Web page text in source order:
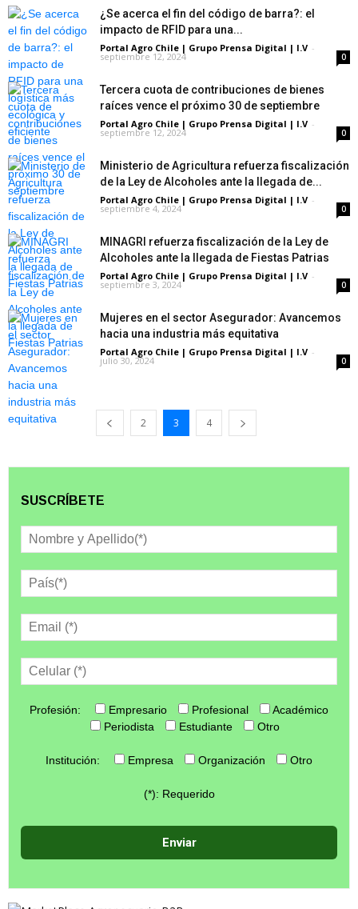
¿Se acerca el fin del código de barra?: el
impacto de RFID para una...
Portal Agro Chile | Grupo Prensa Digital | I.V -
septiembre 12, 2024 0
Tercera cuota de contribuciones de bienes
raíces vence el próximo 30 de septiembre
Portal Agro Chile | Grupo Prensa Digital | I.V -
septiembre 12, 2024 0
Ministerio de Agricultura refuerza fiscalización
de la Ley de Alcoholes ante la llegada de...
Portal Agro Chile | Grupo Prensa Digital | I.V -
septiembre 4, 2024 0
MINAGRI refuerza fiscalización de la Ley de
Alcoholes ante la llegada de Fiestas Patrias
Portal Agro Chile | Grupo Prensa Digital | I.V -
septiembre 3, 2024 0
Mujeres en el sector Asegurador: Avancemos
hacia una industria más equitativa
Portal Agro Chile | Grupo Prensa Digital | I.V -
julio 30, 2024 0
2 3 4
SUSCRÍBETE
Profesión: Empresario Profesional
Académico
Periodista
Estudiante Otro
Institución: Empresa Organización Otro
(*): Requerido